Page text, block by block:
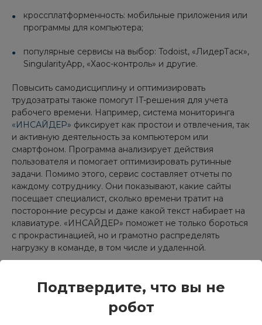
Подтвердите, что вы не
робот
кроссплатформенность: мобильные приложения или
программы для компьютера;
популярные сервисы на выбор: Todoist, «ЛидерТаск»,
SingularityApp, «Хаос-контроль» и другие.
Повысить самодисциплину и оптимизировать
трудозатраты также помогут IT-решения для учета
рабочего времени. Например, система мониторинга
«ИНСАЙДЕР» фиксирует как простои и отвлечения, так
и активную деятельность за компьютером или
смартфоном. Программа анализирует действия
пользователя и помогает оптимизировать рутинные
задачи. Помимо этого, сервис составляет отчеты по
каждому сотруднику. Они показывают, какие сайты
посещает специалист, сколько времени тратит на
посторонние ресурсы и даже какой текст набирает на
клавиатуре. «ИНСАЙДЕР» поможет не только бороться
с прокрастинацией, но и грамотно распределять
нагрузку в команде, в том числе и удаленной.